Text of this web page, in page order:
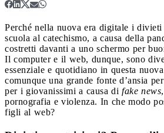
Perché nella nuova era digitale i divieti
scuola al catechismo, a causa della
costretti davanti a uno schermo per
Il computer e il web, dunque, sono
essenziale e quotidiano in questa
comunque una grande fonte d’ansia
per i giovanissimi a causa di fake news
pornografia e violenza. In che modo
figli al web?